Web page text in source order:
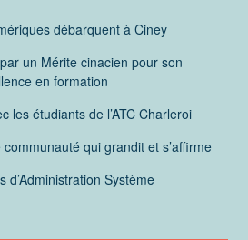
débarquent à Ciney
un Mérite cinacien pour son
en formation
les étudiants de l’ATC Charleroi
qui grandit et s’affirme
d’Administration Système